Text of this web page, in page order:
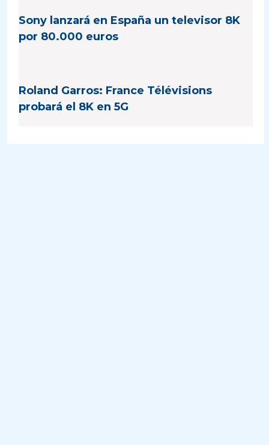
Sony lanzará en España un televisor 8K
por 80.000 euros
Roland Garros: France Télévisions
probará el 8K en 5G